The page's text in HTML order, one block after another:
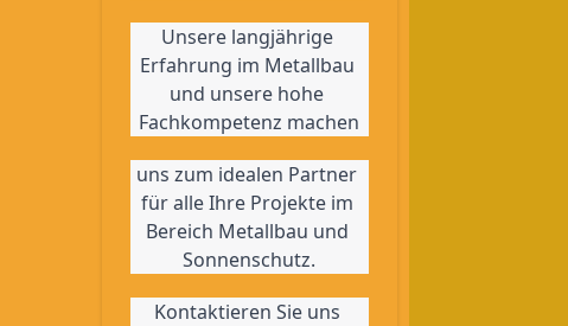
Unsere langjährige
Erfahrung im Metallbau
und unsere hohe
Fachkompetenz machen
uns zum idealen Partner
für alle Ihre Projekte im
Bereich Metallbau und
Sonnenschutz.
Kontaktieren Sie uns